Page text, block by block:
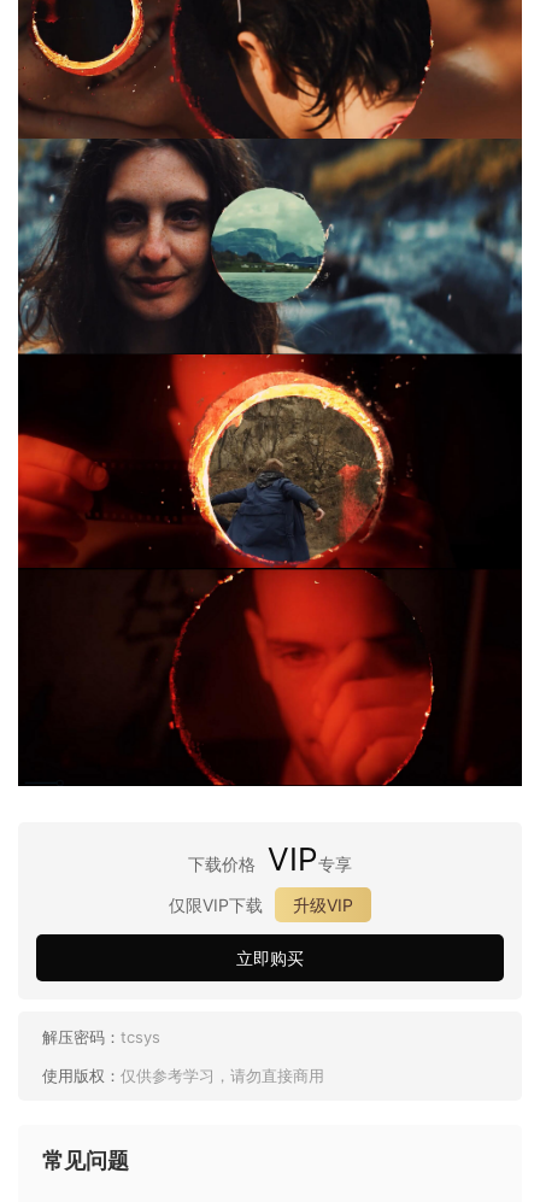
下载价格 VIP专享
仅限VIP下载
升级VIP
立即购买
解压密码： tcsys
使用版权： 仅供参考学习，请勿直接商用
常见问题